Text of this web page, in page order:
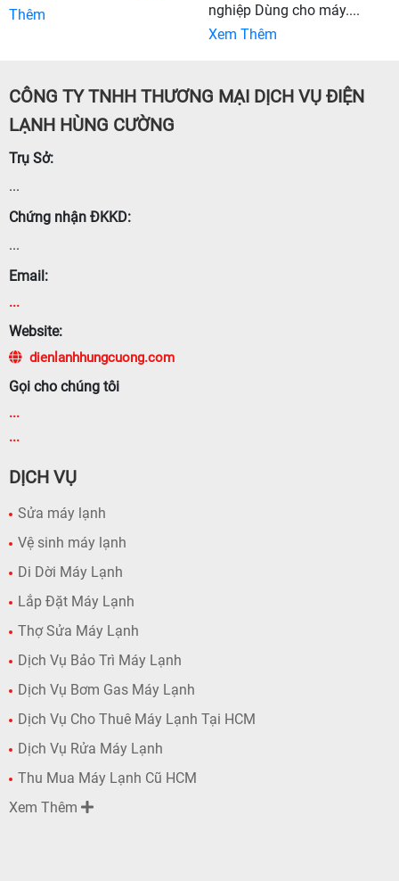
Thêm
nghiệp Dùng cho máy....
Xem Thêm
CÔNG TY TNHH THƯƠNG MẠI DỊCH VỤ ĐIỆN
LẠNH HÙNG CƯỜNG
Trụ Sở:
...
Chứng nhận ĐKKD:
...
Email:
...
Website:
dienlanhhungcuong.com
Gọi cho chúng tôi
...
...
DỊCH VỤ
Sửa máy lạnh
Vệ sinh máy lạnh
Di Dời Máy Lạnh
Lắp Đặt Máy Lạnh
Thợ Sửa Máy Lạnh
Dịch Vụ Bảo Trì Máy Lạnh
Dịch Vụ Bơm Gas Máy Lạnh
Dịch Vụ Cho Thuê Máy Lạnh Tại HCM
Dịch Vụ Rửa Máy Lạnh
Thu Mua Máy Lạnh Cũ HCM
Xem Thêm